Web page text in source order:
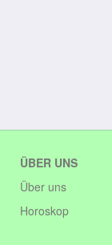
ÜBER UNS
Über uns
Horoskop